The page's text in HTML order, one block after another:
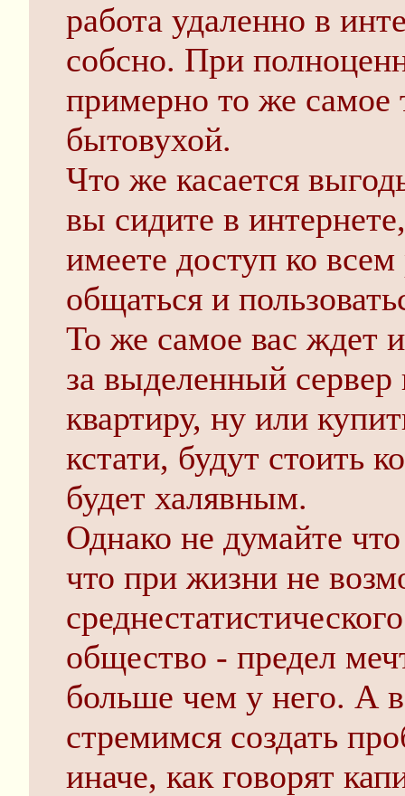
работа удаленно в
собсно. При
примерно то же самое
бытовухой.
Что же касается
вы сидите в
имеете доступ ко
общаться и
То же самое вас ждет
за выделенный сервер
квартиру, ну или
кстати, будут стоить
будет халявным.
Однако не думайте
что при жизни не
общество - предел
больше чем у него. А
стремимся создать
иначе, как говорят